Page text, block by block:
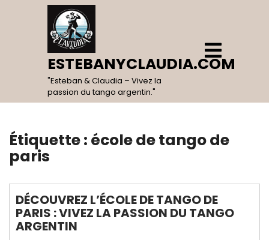
ESTEBANYCLAUDIA.COM
"Esteban & Claudia – Vivez la
passion du tango argentin."
Open
Menu
Étiquette : école de tango de
paris
DÉCOUVREZ L’ÉCOLE DE TANGO DE
PARIS : VIVEZ LA PASSION DU TANGO
ARGENTIN